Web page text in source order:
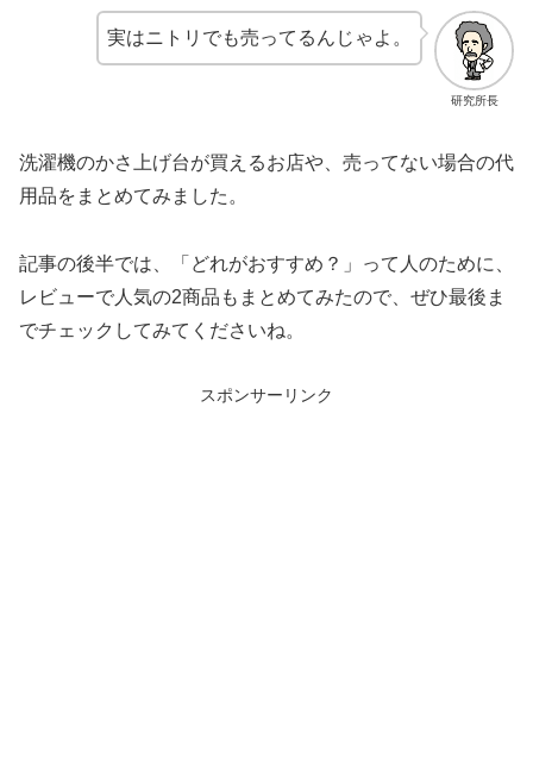
研究所長
実はニトリでも売ってるんじゃよ。
洗濯機のかさ上げ台が買えるお店や、売ってない場合の代
用品をまとめてみました。
記事の後半では、「どれがおすすめ？」って人のために、
レビューで人気の2商品もまとめてみたので、ぜひ最後ま
でチェックしてみてくださいね。
スポンサーリンク